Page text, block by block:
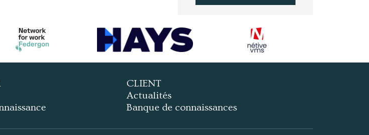
CLIENT
Actualités
Banque de connaissances